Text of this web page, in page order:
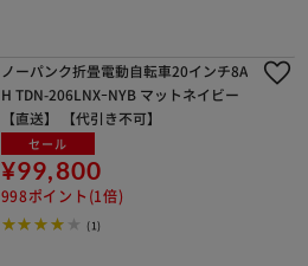
ノーパンク折畳電動自転車20インチ8A
H TDN-206LNXｰNYB マットネイビー
【直送】 【代引き不可】
セール
¥99,800
998ポイント(1倍)
(1)